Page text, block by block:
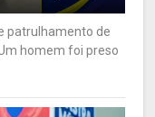
patrulhamento de
homem foi preso